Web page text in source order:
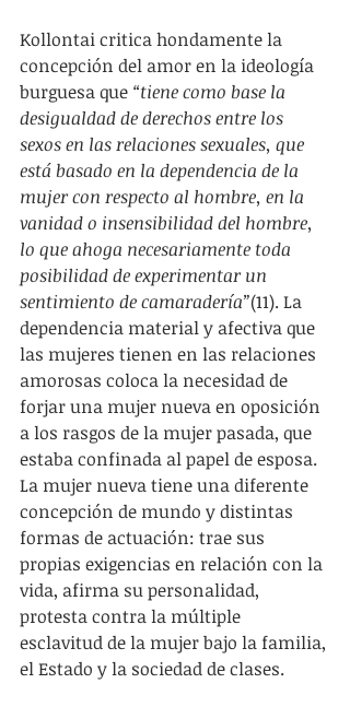
Kollontai critica hondamente la
concepción del amor en la ideología
burguesa que “tiene como base la
desigualdad de derechos entre los
sexos en las relaciones sexuales, que
está basado en la dependencia de la
mujer con respecto al hombre, en la
vanidad o insensibilidad del hombre,
lo que ahoga necesariamente toda
posibilidad de experimentar un
sentimiento de camaradería”(11). La
dependencia material y afectiva que
las mujeres tienen en las relaciones
amorosas coloca la necesidad de
forjar una mujer nueva en oposición
a los rasgos de la mujer pasada, que
estaba confinada al papel de esposa.
La mujer nueva tiene una diferente
concepción de mundo y distintas
formas de actuación: trae sus
propias exigencias en relación con la
vida, afirma su personalidad,
protesta contra la múltiple
esclavitud de la mujer bajo la familia,
el Estado y la sociedad de clases.